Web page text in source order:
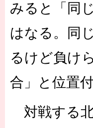
みると「同
はなる。同
るけど負け
合」と位置
対戦する